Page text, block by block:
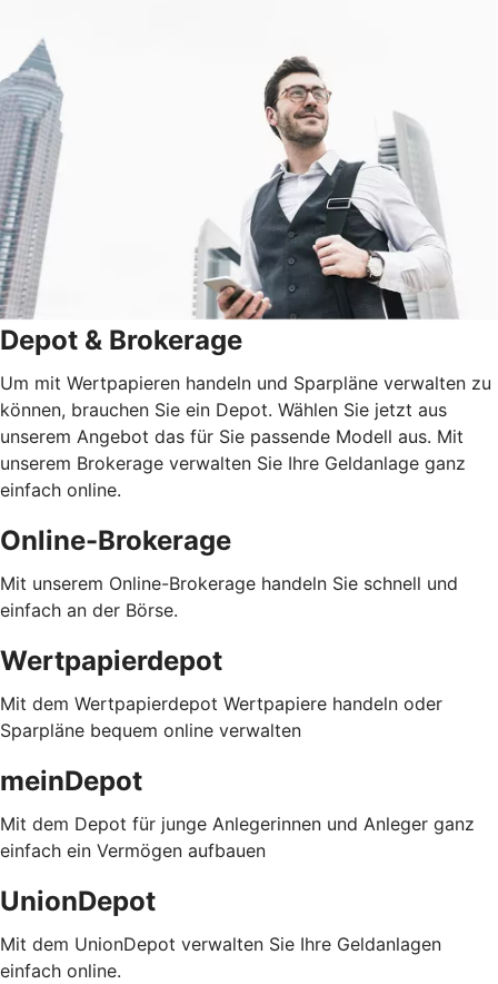
Depot & Brokerage
Um mit Wertpapieren handeln und Sparpläne verwalten zu
können, brauchen Sie ein Depot. Wählen Sie jetzt aus
unserem Angebot das für Sie passende Modell aus. Mit
unserem Brokerage verwalten Sie Ihre Geldanlage ganz
einfach online.
Online-Brokerage
Mit unserem Online-Brokerage handeln Sie schnell und
einfach an der Börse.
Wertpapierdepot
Mit dem Wertpapierdepot Wertpapiere handeln oder
Sparpläne bequem online verwalten
meinDepot
Mit dem Depot für junge Anlegerinnen und Anleger ganz
einfach ein Vermögen aufbauen
UnionDepot
Mit dem UnionDepot verwalten Sie Ihre Geldanlagen
einfach online.